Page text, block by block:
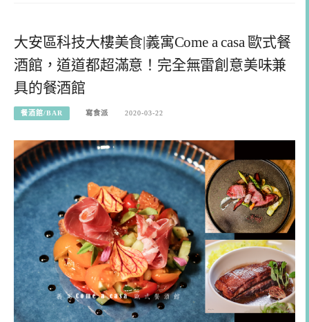
大安區科技大樓美食|義寓Come a casa 歐式餐
酒館，道道都超滿意！完全無雷創意美味兼
具的餐酒館
餐酒館/BAR 寫食派 2020-03-22